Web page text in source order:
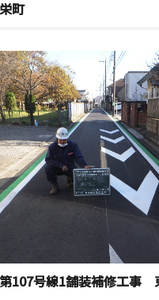
町
107号線1舗装補修工事